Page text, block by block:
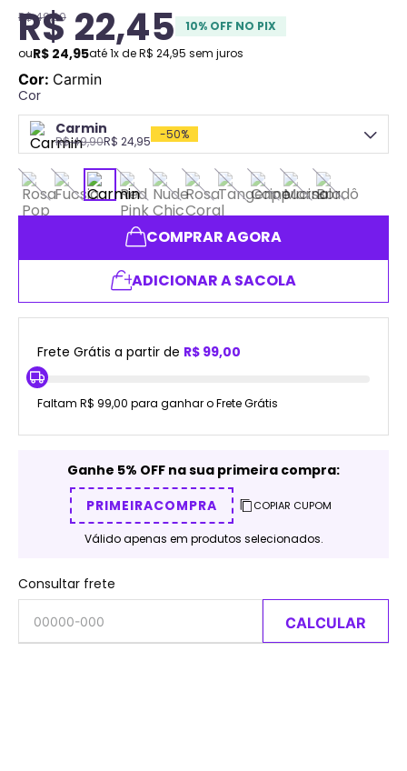
R$49,90
R$22,45 10% OFF NO PIX
ouR$ 24,95até1x deR$ 24,95 sem juros
Cor: Carmin
Cor
Carmin
R$49,90R$ 24,95 -50%
COMPRAR AGORA
ADICIONAR A SACOLA
Frete Grátis a partir de R$ 99,00
Faltam R$ 99,00 para ganhar o Frete Grátis
Ganhe 5% OFF na sua primeira compra:
PRIMEIRACOMPRA
COPIAR CUPOM
Válido apenas em produtos selecionados.
Consultar frete
CALCULAR